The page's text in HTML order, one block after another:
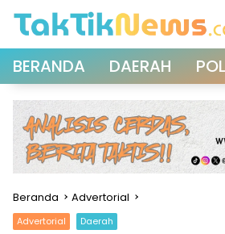
BERANDA DAERAH
Beranda Advertorial
Advertorial Daerah